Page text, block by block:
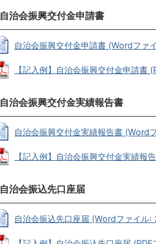
自治会振興交付金申請書
自治会振興交付金申請書 (Wordファ
【記入例】自治会振興交付金申請書
自治会振興交付金実績報告書
自治会振興交付金実績報告書 (Word
【記入例】自治会振興交付金実績報
自治会振込先口座届
自治会振込先口座届 (Wordファイル: